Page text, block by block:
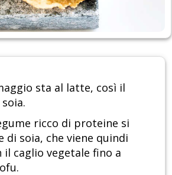
sta al latte, così il
ricco di proteine si
di soia, che viene quindi
il caglio vegetale fino a